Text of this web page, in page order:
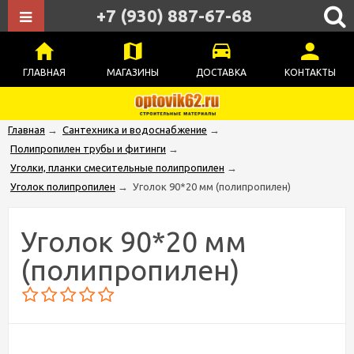
ГЛАВНАЯ МАГАЗИНЫ ДОСТАВКА КОНТАКТЫ
+7 (930) 887-67-68
Главная → Сантехника и водоснабжение →
Полипропилен трубы и фитинги →
Уголки, планки смесительные полипропилен →
Уголок полипропилен → Уголок 90*20 мм (полипропилен)
Уголок 90*20 мм
(полипропилен)